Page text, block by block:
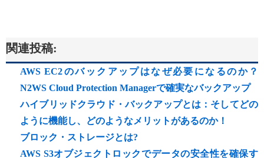
関連投稿:
AWS EC2のバックアップはなぜ必要になるのか？
N2WS Cloud Protection Managerで確実なバックアップ
ハイブリッドクラウド・バックアップとは：そしてどの
ように機能し、どのようなメリットがあるのか！
ブロック・ストレージとは?
AWS S3オブジェクトロックでデータの安全性を確保す